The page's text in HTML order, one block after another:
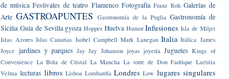
de música Festivales de teatro Flamenco Fotografía Franz Roh Galerías de
Arte GASTROAPUNTES Gastronomía de la Puglia Gastronomía de
Sicilia Guía de Sevilla gyoza Hopper Huelva Humor Infusiones Isla de Miljet
Islas Azores Islas Canarias Isobel Campbell Mark Lanegan Italia Itálica James
Joyce jardines y parques Jay Jay Johanson joyas joyería Juguetes Kings of
Convenience La Bola de Cristal La Mancha La torre de Don Fadrique Laetitia
Velma lecturas libros Lisboa Lombardía Londres Low lugares singulares